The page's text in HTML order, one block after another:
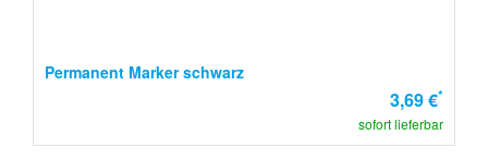
Permanent Marker schwarz
3,69 €*
sofort lieferbar